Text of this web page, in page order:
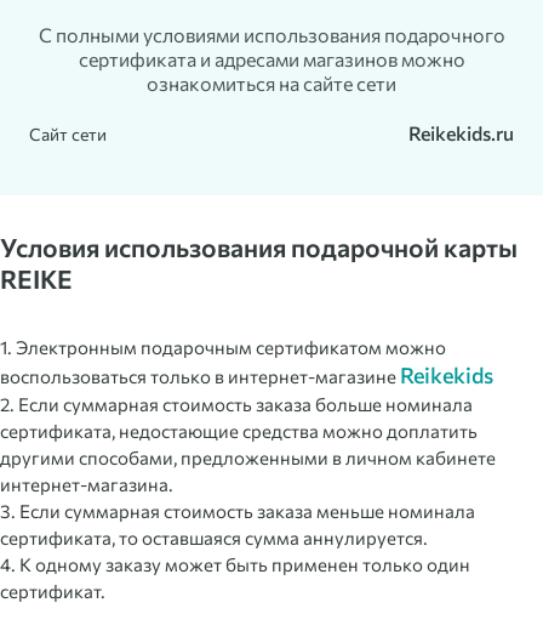
С полными условиями использования подарочного
сертификата и адресами магазинов можно
ознакомиться на сайте сети
Сайт сети Reikekids.ru
Условия использования подарочной карты
REIKE
1. Электронным подарочным сертификатом можно
воспользоваться только в интернет-магазине Reikekids
2. Если суммарная стоимость заказа больше номинала
сертификата, недостающие средства можно доплатить
другими способами, предложенными в личном кабинете
интернет-магазина.
3. Если суммарная стоимость заказа меньше номинала
сертификата, то оставшаяся сумма аннулируется.
4. К одному заказу может быть применен только один
сертификат.